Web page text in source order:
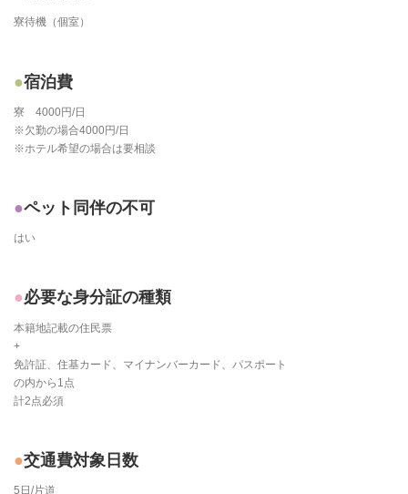
寮待機（個室）
宿泊費
寮 4000円/日
※欠勤の場合4000円/日
※ホテル希望の場合は要相談
ペット同伴の不可
はい
必要な身分証の種類
本籍地記載の住民票
+
免許証、住基カード、マイナンバーカード、パスポート
の内から1点
計2点必須
交通費対象日数
5日/片道